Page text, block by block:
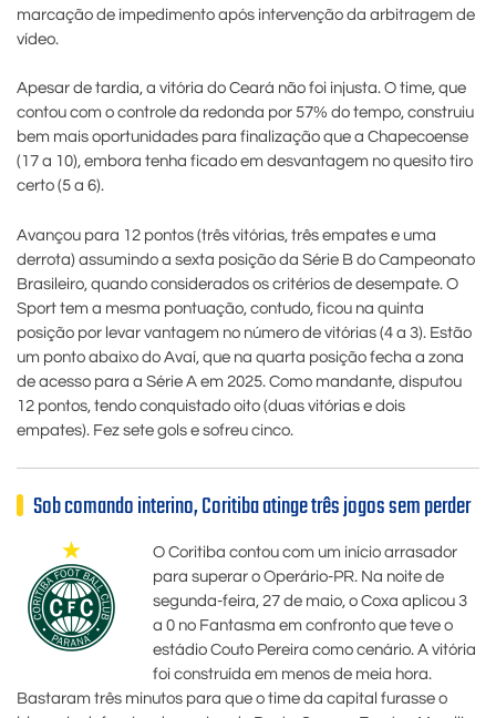
marcação de impedimento após intervenção da arbitragem de
vídeo.
Apesar de tardia, a vitória do Ceará não foi injusta. O time, que
contou com o controle da redonda por 57% do tempo, construiu
bem mais oportunidades para finalização que a Chapecoense
(17 a 10), embora tenha ficado em desvantagem no quesito tiro
certo (5 a 6).
Avançou para 12 pontos (três vitórias, três empates e uma
derrota) assumindo a sexta posição da Série B do Campeonato
Brasileiro, quando considerados os critérios de desempate. O
Sport tem a mesma pontuação, contudo, ficou na quinta
posição por levar vantagem no número de vitórias (4 a 3). Estão
um ponto abaixo do Avaí, que na quarta posição fecha a zona
de acesso para a Série A em 2025. Como mandante, disputou
12 pontos, tendo conquistado oito (duas vitórias e dois
empates). Fez sete gols e sofreu cinco.
Sob comando interino, Coritiba atinge três jogos sem perder
O Coritiba contou com um início arrasador
para superar o Operário-PR. Na noite de
segunda-feira, 27 de maio, o Coxa aplicou 3
a 0 no Fantasma em confronto que teve o
estádio Couto Pereira como cenário. A vitória
foi construída em menos de meia hora.
Bastaram três minutos para que o time da capital furasse o